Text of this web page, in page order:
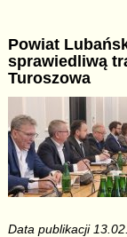
e
b
o
o
k
y
Li
n
k
e
Powiat
sprawiedliwą
Turoszowa
Data publikacji